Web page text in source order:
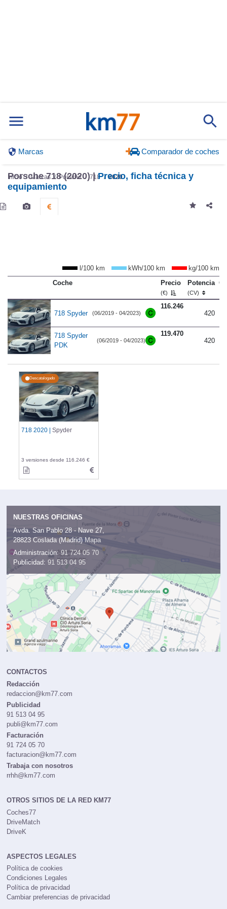
Marcas Comparador de coches
Inicio Marcas Porsche 718 2020
Porsche 718 (2020) |Precio, ficha técnica y
equipamiento
l/100 km kWh/100 km
kg/100 km
Coche
Precio
(€)
Potencia
(CV)
718 Spyder (06/2019 - 04/2023)
116.246
420
718 Spyder
PDK
(06/2019 - 04/2023)
119.470
420
Descatalogado
718 2020 | Spyder
3 versiones desde 116.246 €
NUESTRAS OFICINAS
Avda. San Pablo 28 - Nave 27,
28823 Coslada (Madrid) Mapa
Administración: 91 724 05 70
Publicidad: 91 513 04 95
CONTACTOS
Redacción
redaccion@km77.com
Publicidad
91 513 04 95
publi@km77.com
Facturación
91 724 05 70
facturacion@km77.com
Trabaja con nosotros
rrhh@km77.com
OTROS SITIOS DE LA RED KM77
Coches77
DriveMatch
DriveK
ASPECTOS LEGALES
Política de cookies
Condiciones Legales
Política de privacidad
Cambiar preferencias de privacidad